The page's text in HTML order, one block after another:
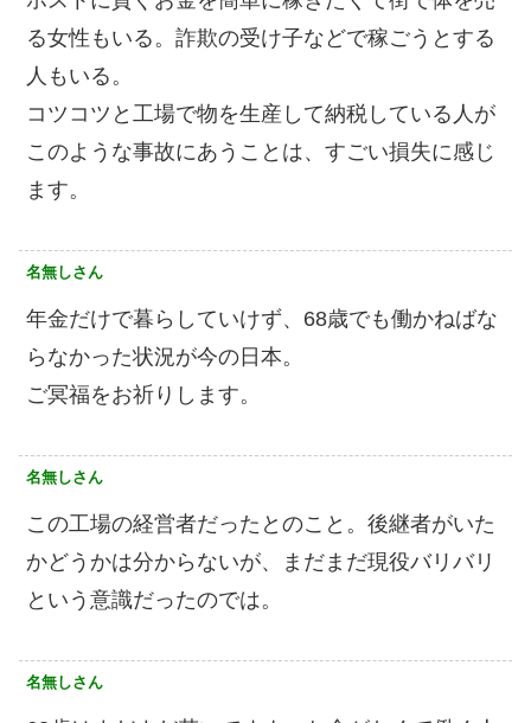
る女性もいる。詐欺の受け子などで稼ごうとする
人もいる。
コツコツと工場で物を生産して納税している人が
このような事故にあうことは、すごい損失に感じ
ます。
名無しさん
年金だけで暮らしていけず、68歳でも働かねばな
らなかった状況が今の日本。
ご冥福をお祈りします。
名無しさん
この工場の経営者だったとのこと。後継者がいた
かどうかは分からないが、まだまだ現役バリバリ
という意識だったのでは。
名無しさん